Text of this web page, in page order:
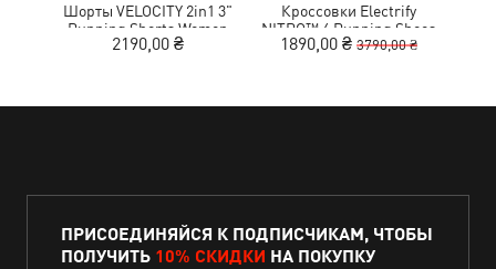
Шорты VELOCITY 2in1 3"
Running Shorts Women
2190,00 ₴
Кроссовки Electrify
NITRO™ 4 Running Shoes
Youth
1890,00 ₴ 3790,00 ₴
ПРИСОЕДИНЯЙСЯ К ПОДПИСЧИКАМ, ЧТОБЫ
ПОЛУЧИТЬ 10% СКИДКИ НА ПОКУПКУ